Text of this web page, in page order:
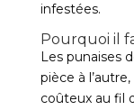
infestées.
Pourquoi il
Les punaises
pièce à
coûteux au fil